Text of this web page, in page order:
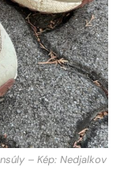
– Kép: Nedjalkov